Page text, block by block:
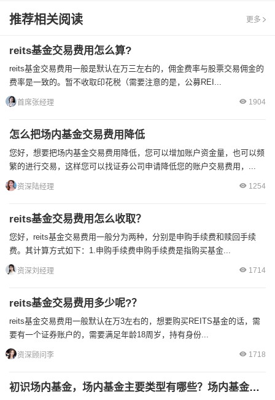
推荐相关阅读 更多
reits基金交易费用怎么算?
reits基金交易费用一般是默认在万三左右的，佣金费率与股票交易佣金的
费率是一致的。暂不收取印花税（需要注意的是，公募REI...
首席张经理 1904
怎么把场内基金交易费用降低
您好，想要把场内基金交易费用降低，您可以增加账户资金量，也可以频
繁的进行交易，这样您可以找证券公司申请降低您的账户交易费用，...
资深陆经理 1254
reits基金交易费用怎么收取？
您好，reits基金交易费用一般分为两种，分别是申购手续费和赎回手续
费。其计算方式如下：1.申购手续费申购手续费是指购买基金...
资深刘经理 1714
reits基金交易费用多少呢?？
reits基金交易费用一般默认在万3左右的，想要购买REITS基金的话，需
要有一个证券账户的，需要满足年龄18周岁，持有身份...
资深顾问李 1718
初识场内基金，场内基金主要类型有哪些？场内基金交易低佣金券商推荐！